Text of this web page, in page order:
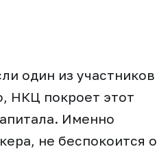
один из участников
НКЦ покроет этот
Именно
не беспокоится о